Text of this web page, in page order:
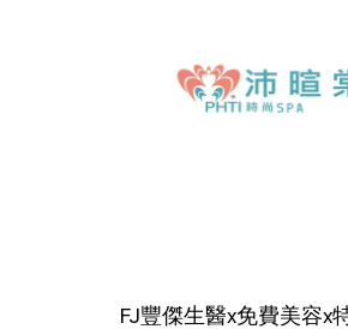
FJ豐傑生醫x免費美容x